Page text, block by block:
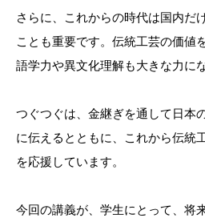
さらに、これからの時代は国内だ
ことも重要です。伝統工芸の価値
語学力や異文化理解も大きな力に
つぐつぐは、金継ぎを通して日本
に伝えるとともに、これから伝統
を応援しています。
今回の講義が、学生にとって、将